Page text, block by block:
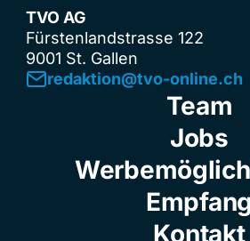
TVO AG
Fürstenlandstrasse 122
9001 St. Gallen
redaktion@tvo-online.ch
Team
Jobs
Empfang
Kontakt